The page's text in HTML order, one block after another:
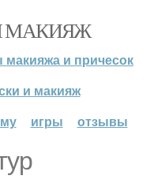
МАКИЯЖ
и причесок
и макияж
игры отзывы